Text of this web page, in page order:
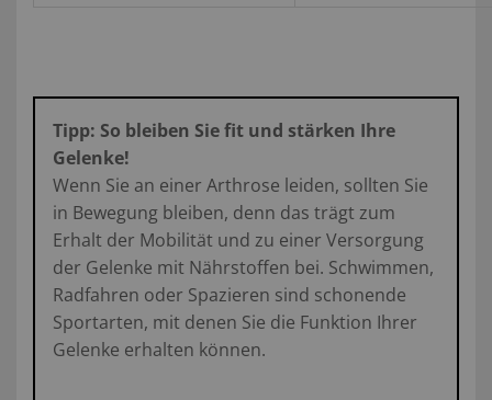
Tipp: So bleiben Sie fit und stärken Ihre
Gelenke!
Wenn Sie an einer Arthrose leiden, sollten Sie
in Bewegung bleiben, denn das trägt zum
Erhalt der Mobilität und zu einer Versorgung
der Gelenke mit Nährstoffen bei. Schwimmen,
Radfahren oder Spazieren sind schonende
Sportarten, mit denen Sie die Funktion Ihrer
Gelenke erhalten können.